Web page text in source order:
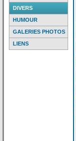
DIVERS
HUMOUR
GALERIES PHOTOS
LIENS